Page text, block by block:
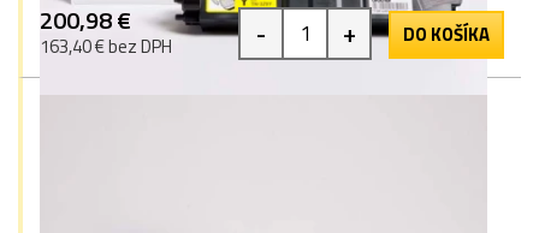
200,98 €
163,40 € bez DPH - + DO KOŠÍKA